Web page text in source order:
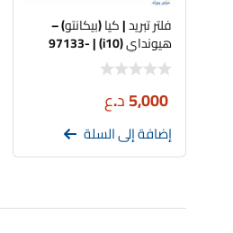
فلتر تبريد | كيا (بيكانتو) –
هيونداي (i10) | 97133-
07000 | HI-TC
5,000د.ع
إضافة إلى السلة